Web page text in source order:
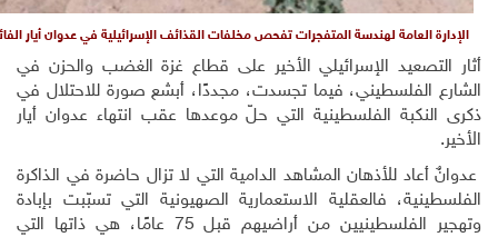
لهندسة المتفجرات تفحص مخلفات القذائف الإسرائيلية في عدوان أيار الفائت على غزة
الإسرائيلي الأخير على قطاع غزة الغضب والحزن في
فيما تجسدت، مجددًا، أبشع صورة للاحتلال في
الفلسطينية التي حلّ موعدها عقب انتهاء عدوان أيار
للأذهان المشاهد الدامية التي لا تزال حاضرة في الذاكرة
فالعقلية الاستعمارية الصهيونية التي تسبّبت بإبادة
وتهجير الفلسطينيين من أراضيهم قبل 75 عامًا، هي ذاتها التي